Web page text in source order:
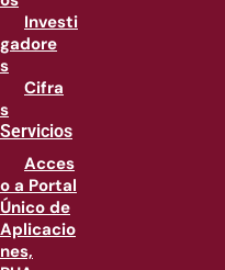
Investi
gadore
s
Cifra
s
Servicios
Acces
o a Portal
Único de
Aplicacio
nes,